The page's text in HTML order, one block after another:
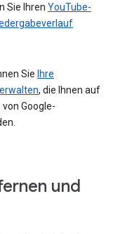
Sie Ihren YouTube-
Sie Ihre
, die Ihnen auf
Google-
und